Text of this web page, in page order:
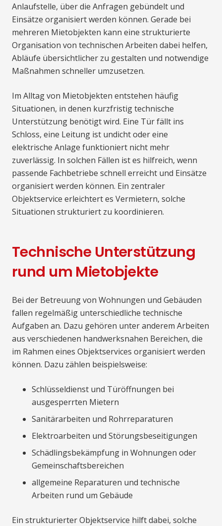
Anlaufstelle, über die Anfragen gebündelt und
Einsätze organisiert werden können. Gerade bei
mehreren Mietobjekten kann eine strukturierte
Organisation von technischen Arbeiten dabei helfen,
Abläufe übersichtlicher zu gestalten und notwendige
Maßnahmen schneller umzusetzen.
Im Alltag von Mietobjekten entstehen häufig
Situationen, in denen kurzfristig technische
Unterstützung benötigt wird. Eine Tür fällt ins
Schloss, eine Leitung ist undicht oder eine
elektrische Anlage funktioniert nicht mehr
zuverlässig. In solchen Fällen ist es hilfreich, wenn
passende Fachbetriebe schnell erreicht und Einsätze
organisiert werden können. Ein zentraler
Objektservice erleichtert es Vermietern, solche
Situationen strukturiert zu koordinieren.
Technische Unterstützung
rund um Mietobjekte
Bei der Betreuung von Wohnungen und Gebäuden
fallen regelmäßig unterschiedliche technische
Aufgaben an. Dazu gehören unter anderem Arbeiten
aus verschiedenen handwerksnahen Bereichen, die
im Rahmen eines Objektservices organisiert werden
können. Dazu zählen beispielsweise:
Schlüsseldienst und Türöffnungen bei
ausgesperrten Mietern
Sanitärarbeiten und Rohrreparaturen
Elektroarbeiten und Störungsbeseitigungen
Schädlingsbekämpfung in Wohnungen oder
Gemeinschaftsbereichen
allgemeine Reparaturen und technische
Arbeiten rund um Gebäude
Ein strukturierter Objektservice hilft dabei, solche